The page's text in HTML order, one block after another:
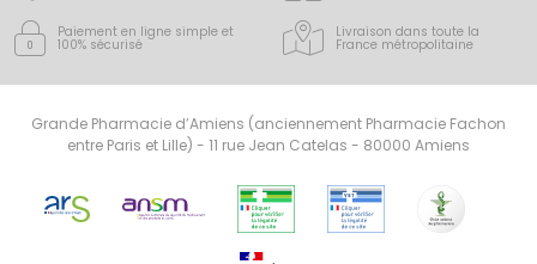
Paiement en ligne simple et
100% sécurisé
Livraison dans toute la
France métropolitaine
Grande Pharmacie d’Amiens (anciennement Pharmacie Fachon
entre Paris et Lille) - 11 rue Jean Catelas - 80000 Amiens